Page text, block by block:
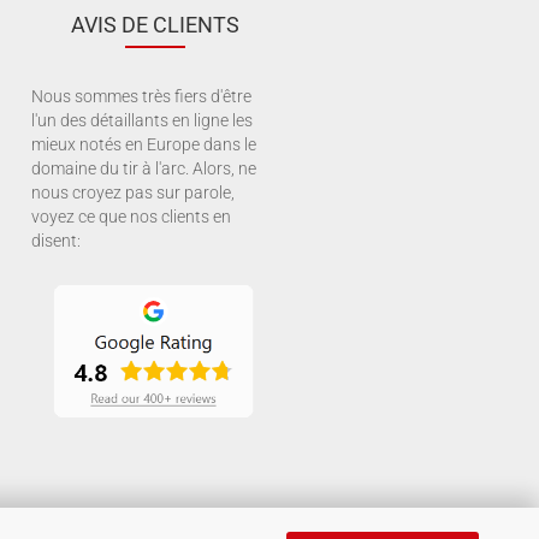
AVIS DE CLIENTS
Nous sommes très fiers d'être
l'un des détaillants en ligne les
mieux notés en Europe dans le
domaine du tir à l'arc. Alors, ne
nous croyez pas sur parole,
voyez ce que nos clients en
disent: